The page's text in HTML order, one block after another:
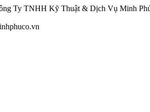
Ty TNHH Kỹ Thuật & Dịch Vụ Minh